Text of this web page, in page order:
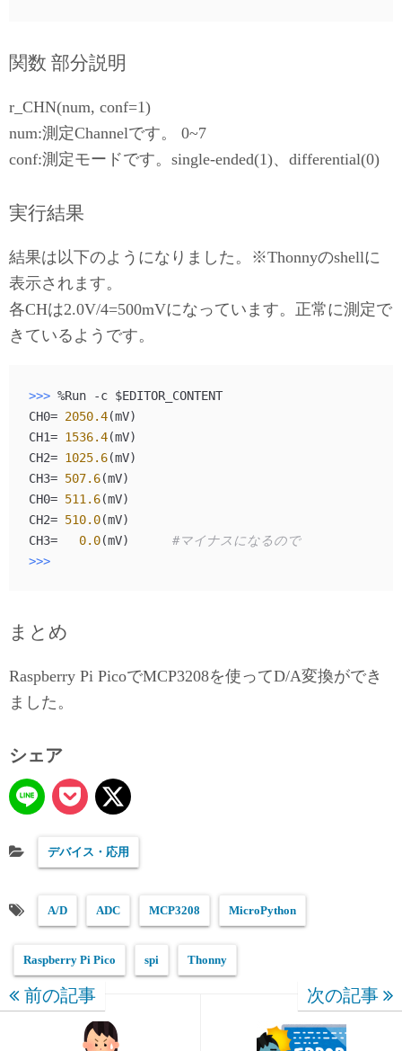
関数 部分説明
r_CHN(num, conf=1)
num:測定Channelです。 0~7
conf:測定モードです。single-ended(1)、differential(0)
実行結果
結果は以下のようになりました。※Thonnyのshellに
表示されます。
各CHは2.0V/4=500mVになっています。正常に測定で
きているようです。
>>> %Run -c $EDITOR_CONTENT
CH0= 2050.4(mV)
CH1= 1536.4(mV)
CH2= 1025.6(mV)
CH3= 507.6(mV)
CH0= 511.6(mV)
CH2= 510.0(mV)
CH3= 0.0(mV) #マイナスになるので
>>>
まとめ
Raspberry Pi PicoでMCP3208を使ってD/A変換ができ
ました。
シェア
デバイス・応用
A/D ADC MCP3208 MicroPython
Raspberry Pi Pico spi Thonny
前の記事 次の記事